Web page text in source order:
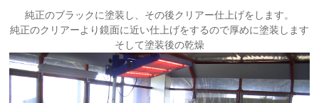
純正のブラックに塗装し、その後クリアー仕上げをします。
純正のクリアーより鏡面に近い仕上げをするので厚めに塗装します
そして塗装後の乾燥